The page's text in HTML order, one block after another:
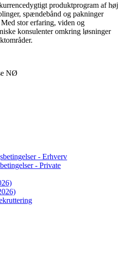
produktprogram af høj
spændebånd og pakninger
stor erfaring, viden og
konsulenter omkring løsninger
NØ
- Erhverv
- Private